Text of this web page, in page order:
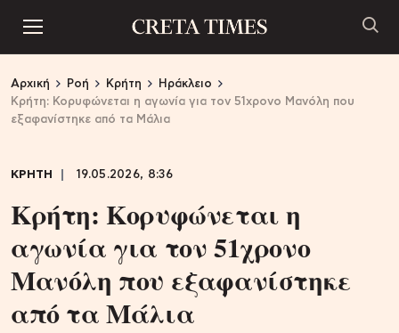
Αρχική Ροή Κρήτη
Ηράκλειο
Κρήτη: Κορυφώνεται η αγωνία για τον 51χρονο Μανόλη που
εξαφανίστηκε από τα Μάλια
ΚΡΗΤΗ 19.05.2026, 8:36
Κρήτη: Κορυφώνεται η
αγωνία για τον 51χρονο
Μανόλη που εξαφανίστηκε
από τα Μάλια